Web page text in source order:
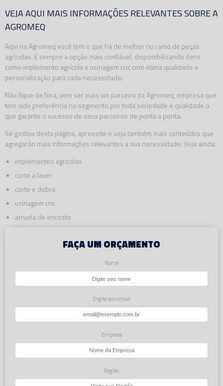
VEJA AQUI MAIS INFORMAÇÕES RELEVANTES SOBRE A
AGROMEQ
Aqui na Agromeq você tem o que há de melhor no ramo de peças
agrícolas. É sempre a opção mais confiável, disponibilizando itens
como implemento agrícola e usinagem cnc com ótima qualidade e
personalização para cada necessidade.
Não fique de fora, vem ser mais um parceiro da Agromeq, empresa que
tem sido preferência no segmento por toda seriedade e qualidade o
que garante o sucesso de seus parceiros de ponta a ponta.
Se gostou desta página, aproveite e veja também mais conteúdos que
agregarão mais informações relevantes a sua necessidade. Veja ainda:
implementos agricolas
corte a laser
corte e dobra
usinagem cnc
arruela de encosto
FAÇA UM ORÇAMENTO
Nome
Digite seu email
Empresa
Região